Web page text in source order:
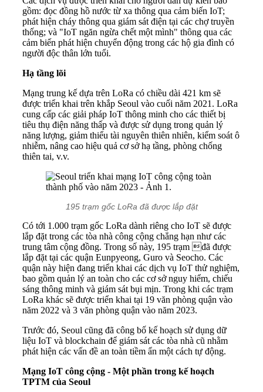
gồm: đọc đồng hồ nước từ xa thông qua cảm biến IoT;
phát hiện cháy thông qua giám sát điện tại các chợ truyền
thống; và "IoT ngăn ngừa chết một mình" thông qua các
cảm biến phát hiện chuyển động trong các hộ gia đình có
người độc thân lớn tuổi.
Hạ tầng lõi
Mạng trung kế dựa trên LoRa có chiều dài 421 km sẽ
được triển khai trên khắp Seoul vào cuối năm 2021. LoRa
cung cấp các giải pháp IoT thông minh cho các thiết bị
tiêu thụ điện năng thấp và được sử dụng trong quản lý
năng lượng, giảm thiểu tài nguyên thiên nhiên, kiểm soát ô
nhiễm, nâng cao hiệu quả cơ sở hạ tầng, phòng chống
thiên tai, v.v.
195 trạm gốc LoRa đã được lắp đặt
Có tới 1.000 trạm gốc LoRa dành riêng cho IoT sẽ được
lắp đặt trong các tòa nhà công cộng chẳng hạn như các
trung tâm cộng đồng. Trong số này, 195 trạm đã được
lắp đặt tại các quận Eunpyeong, Guro và Seocho. Các
quận này hiện đang triển khai các dịch vụ IoT thử nghiệm,
bao gồm quản lý an toàn cho các cơ sở nguy hiểm, chiếu
sáng thông minh và giám sát bụi mịn. Trong khi các trạm
LoRa khác sẽ được triển khai tại 19 văn phòng quận vào
năm 2022 và 3 văn phòng quận vào năm 2023.
Trước đó, Seoul cũng đã công bố kế hoạch sử dụng dữ
liệu IoT và blockchain để giám sát các tòa nhà cũ nhằm
phát hiện các vấn đề an toàn tiềm ẩn một cách tự động.
Mạng IoT công cộng - Một phần trong kế hoạch
TPTM của Seoul